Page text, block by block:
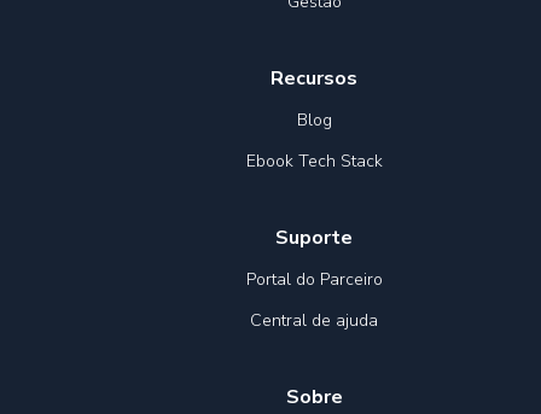
Recursos
Blog
Ebook Tech Stack
Suporte
Portal do Parceiro
Central de ajuda
Sobre